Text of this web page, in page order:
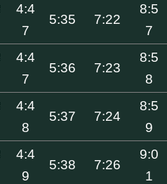
4:4
7
5:35 7:22
8:5
7
4:4
7
5:36 7:23
8:5
8
4:4
8
5:37 7:24
8:5
9
4:4
9
5:38 7:26
9:0
1